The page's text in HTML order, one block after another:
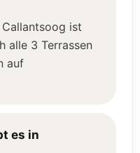
ist
alle 3 Terrassen
auf
es in